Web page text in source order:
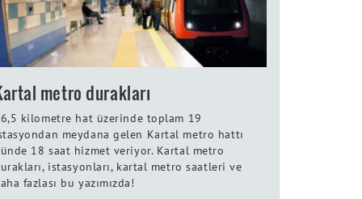
metro durakları
kilometre hat üzerinde toplam 19
meydana gelen Kartal metro hattı
18 saat hizmet veriyor. Kartal metro
istasyonları, kartal metro saatleri ve
fazlası bu yazımızda!